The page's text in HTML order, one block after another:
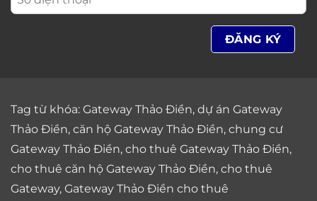
Tag từ khóa: Gateway Thảo Điền, dự án Gateway
Thảo Điền, căn hộ Gateway Thảo Điền, chung cư
Gateway Thảo Điền, cho thuê Gateway Thảo Điền,
cho thuê căn hộ Gateway Thảo Điền, cho thuê
Gateway, Gateway Thảo Điền cho thuê